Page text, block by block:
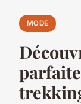
MODE